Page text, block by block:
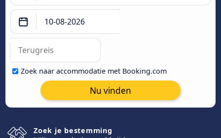
Zoek naar accommodatie met Booking.com
Nu vinden
Zoek je bestemming